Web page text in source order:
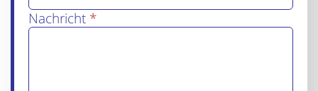
Nachricht *